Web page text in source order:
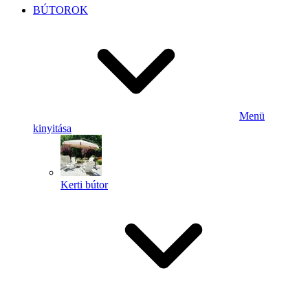
BÚTOROK
Menü
kinyitása
Kerti bútor